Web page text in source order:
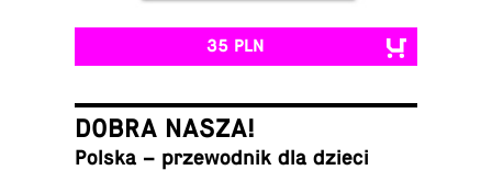
35 PLN
DOBRA NASZA!
Polska – prze­wod­nik dla dzieci